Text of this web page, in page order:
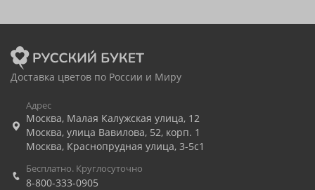
Доставка цветов по России и Миру
Адрес
Москва, Малая Калужская улица, 12
Москва, улица Вавилова, 52, корп. 1
Москва, Краснопрудная улица, 3-5с1
Бесплатно. Круглосуточно
8-800-333-0905